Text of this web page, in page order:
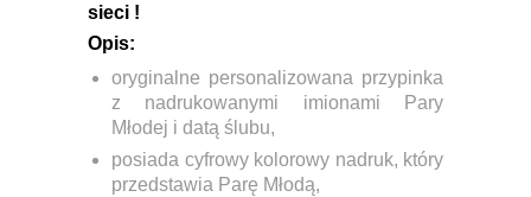
sieci !
Opis:
oryginalne personalizowana przypinka
z nadrukowanymi imionami Pary
Młodej i datą ślubu,
posiada cyfrowy kolorowy nadruk, który
przedstawia Parę Młodą,